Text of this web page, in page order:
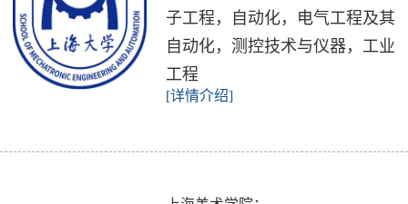
子工程，自动化，电气工程及其
自动化，测控技术与仪器，工业
工程
[详情介绍]